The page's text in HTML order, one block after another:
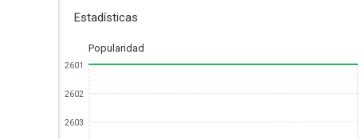
Estadísticas
Popularidad
2601
2602
2603